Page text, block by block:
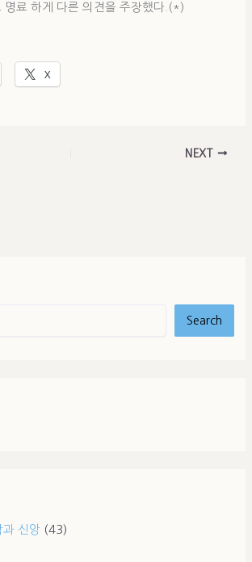
명료 하게 다른 의견을 주장했다.(*)
X
NEXT
Search
과 신앙 (43)